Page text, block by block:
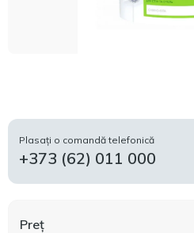
Plasați o comandă telefonică
+373 (62) 011 000
Preț